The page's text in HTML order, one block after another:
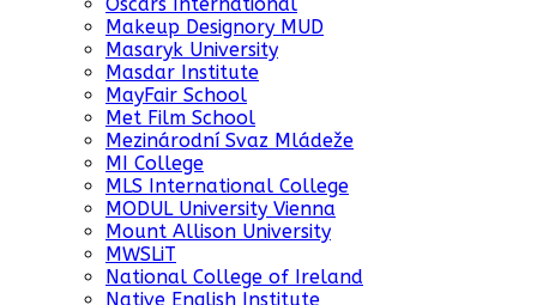
Oscars International
Makeup Designory MUD
Masaryk University
Masdar Institute
MayFair School
Met Film School
Mezinárodní Svaz Mládeže
MI College
MLS International College
MODUL University Vienna
Mount Allison University
MWSLiT
National College of Ireland
Native English Institute